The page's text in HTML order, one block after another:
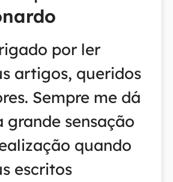
por ler
artigos, queridos
Sempre me dá
grande sensação
quando
escritos